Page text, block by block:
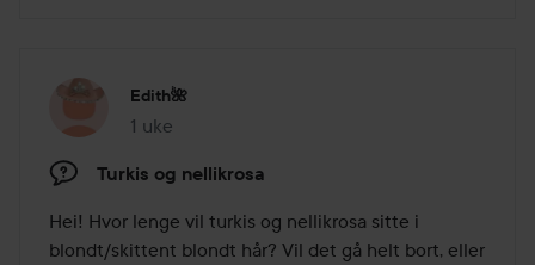
Edith🌺
1 uke
Innlegget ble opprettet 1 uke
Turkis og nellikrosa
Hei! Hvor lenge vil turkis og nellikrosa sitte i
blondt/skittent blondt hår? Vil det gå helt bort, eller